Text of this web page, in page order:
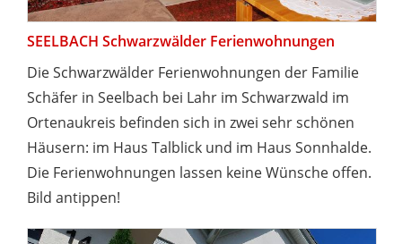
SEELBACH Schwarzwälder Ferienwohnungen
Die Schwarzwälder Ferienwohnungen der Familie
Schäfer in Seelbach bei Lahr im Schwarzwald im
Ortenaukreis befinden sich in zwei sehr schönen
Häusern: im Haus Talblick und im Haus Sonnhalde.
Die Ferienwohnungen lassen keine Wünsche offen.
Bild antippen!